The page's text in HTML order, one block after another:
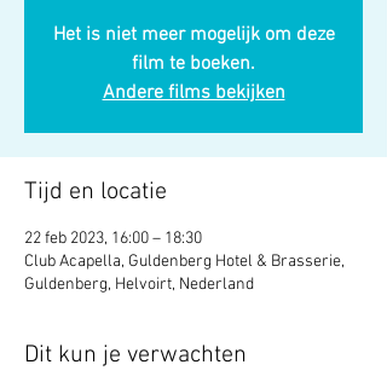
Het is niet meer mogelijk om deze
film te boeken.
Andere films bekijken
Tijd en locatie
22 feb 2023, 16:00 – 18:30
Club Acapella, Guldenberg Hotel & Brasserie,
Guldenberg, Helvoirt, Nederland
Dit kun je verwachten